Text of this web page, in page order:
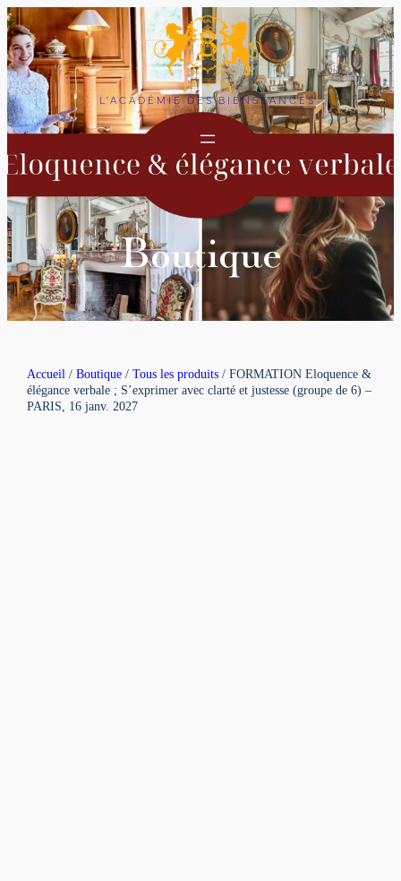
L'ACADÉMIE DES BIENSÉANCES
Boutique
Accueil /Boutique /Tous les produits / FORMATION Eloquence &
élégance verbale ; S’exprimer avec clarté et justesse (groupe de 6) –
PARIS, 16 janv. 2027